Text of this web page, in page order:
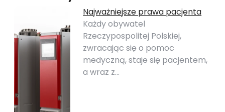
Najważniejsze prawa pacjenta
Każdy obywatel
Rzeczypospolitej Polskiej,
zwracając się o pomoc
medyczną, staje się pacjentem,
a wraz z…